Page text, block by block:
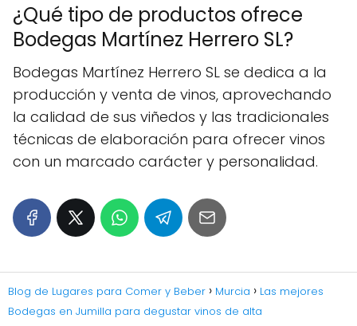
¿Qué tipo de productos ofrece
Bodegas Martínez Herrero SL?
Bodegas Martínez Herrero SL se dedica a la
producción y venta de vinos, aprovechando
la calidad de sus viñedos y las tradicionales
técnicas de elaboración para ofrecer vinos
con un marcado carácter y personalidad.
Blog de Lugares para Comer y Beber Murcia
Las mejores
Bodegas en Jumilla para degustar vinos de alta